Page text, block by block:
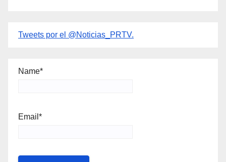
Tweets por el @Noticias_PRTV.
Name*
Email*